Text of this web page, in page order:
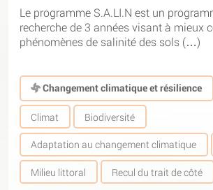
Le programme S.A.LI.N est un
recherche de 3 années visant à mieux
phénomènes de salinité des sols (…)
Changement climatique et résilience
Climat Biodiversité
Adaptation au changement climatique
Milieu littoral Recul du trait de côté